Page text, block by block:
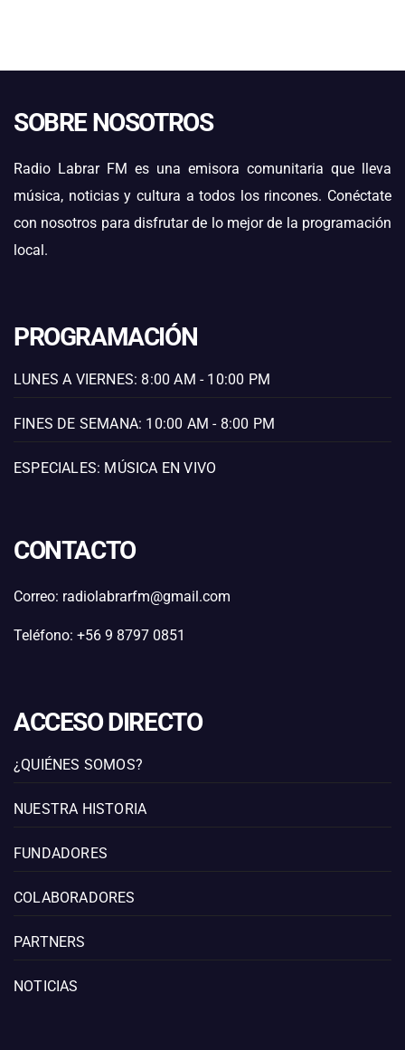
SOBRE NOSOTROS
Radio Labrar FM es una emisora comunitaria que lleva
música, noticias y cultura a todos los rincones. Conéctate
con nosotros para disfrutar de lo mejor de la programación
local.
PROGRAMACIÓN
LUNES A VIERNES: 8:00 AM - 10:00 PM
FINES DE SEMANA: 10:00 AM - 8:00 PM
ESPECIALES: MÚSICA EN VIVO
CONTACTO
Correo: radiolabrarfm@gmail.com
Teléfono: +56 9 8797 0851
ACCESO DIRECTO
¿QUIÉNES SOMOS?
NUESTRA HISTORIA
FUNDADORES
COLABORADORES
PARTNERS
NOTICIAS